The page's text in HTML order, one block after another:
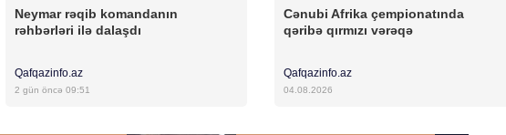
Neymar rəqib komandanın
rəhbərləri ilə dalaşdı
Qafqazinfo.az
2 gün öncə 09:51
Cənubi Afrika çempionatında
qəribə qırmızı vərəqə
Qafqazinfo.az
04.08.2026